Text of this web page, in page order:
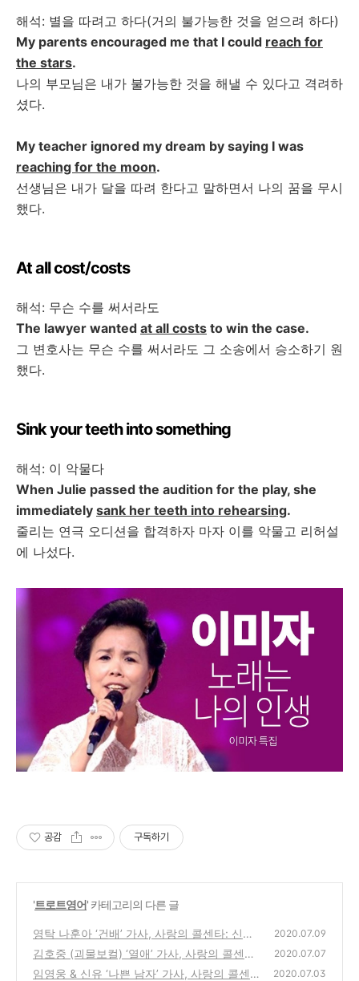
해석: 별을 따려고 하다(거의 불가능한 것을 얻으려 하다)
My parents encouraged me that I could reach for
the stars.
나의 부모님은 내가 불가능한 것을 해낼 수 있다고 격려하
셨다.
My teacher ignored my dream by saying I was
reaching for the moon.
선생님은 내가 달을 따려 한다고 말하면서 나의 꿈을 무시
했다.
At all cost/costs
해석: 무슨 수를 써서라도
The lawyer wanted at all costs to win the case.
그 변호사는 무슨 수를 써서라도 그 소송에서 승소하기 원
했다.
Sink your teeth into something
해석: 이 악물다
When Julie passed the audition for the play, she
immediately sank her teeth into rehearsing.
줄리는 연극 오디션을 합격하자 마자 이를 악물고 리허설
에 나섰다.
공감 구독하기
'트로트영어' 카테고리의 다른 글
영탁 나훈아 ‘건배’ 가사, 사랑의 콜센타: 신청
곡을 불러드립니다~ [트로트 영어로]
(0)
2020.07.09
김호중 (괴물보컬) ‘열애’ 가사, 사랑의 콜센타:
신청곡을 불러드립니다~ [트로트 영어로]
(0)
2020.07.07
임영웅 & 신유 ‘나쁜 남자’ 가사, 사랑의 콜센타
2020.07.03